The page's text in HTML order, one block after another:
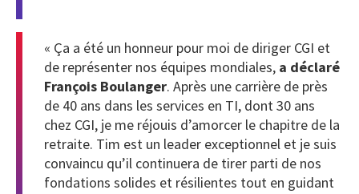
« Ça a été un honneur pour moi de diriger CGI et
de représenter nos équipes mondiales, a déclaré
François Boulanger. Après une carrière de près
de 40 ans dans les services en TI, dont 30 ans
chez CGI, je me réjouis d’amorcer le chapitre de la
retraite. Tim est un leader exceptionnel et je suis
convaincu qu’il continuera de tirer parti de nos
fondations solides et résilientes tout en guidant